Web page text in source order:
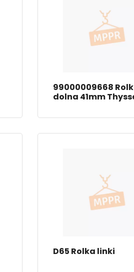
99000009668
dolna 41mm
D65 Rolka linki